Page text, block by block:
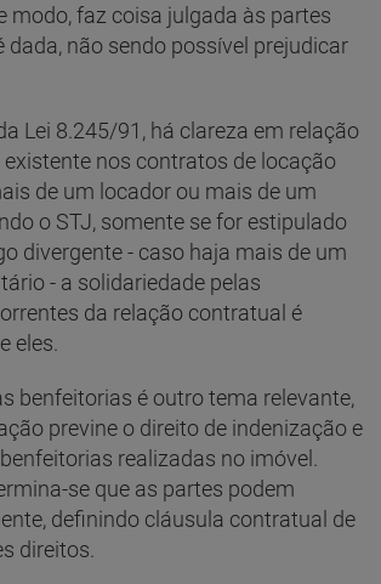
modo, faz coisa julgada às partes
dada, não sendo possível prejudicar
Lei 8.245/91, há clareza em relação
nos contratos de locação
de um locador ou mais de um
o STJ, somente se for estipulado
divergente - caso haja mais de um
- a solidariedade pelas
da relação contratual é
eles.
benfeitorias é outro tema relevante,
previne o direito de indenização e
realizadas no imóvel.
se que as partes podem
definindo cláusula contratual de
direitos.